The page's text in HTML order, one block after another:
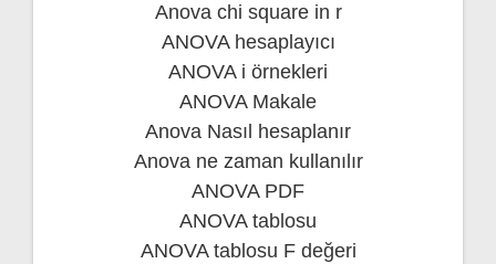
Anova chi square in r
ANOVA hesaplayıcı
ANOVA i örnekleri
ANOVA Makale
Anova Nasıl hesaplanır
Anova ne zaman kullanılır
ANOVA PDF
ANOVA tablosu
ANOVA tablosu F değeri